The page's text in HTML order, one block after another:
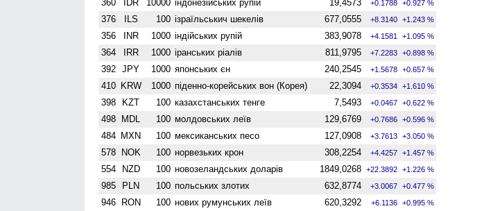
360 IDR 10000 індонезійських рупій 19,4573 +0.1788 +0.927 %
376 ILS 100 ізраїльськич шекелів 677,0555 +8.3140 +1.243 %
356 INR 1000 індійських рупій 383,9078 +4.1581 +1.095 %
364 IRR 1000 іранських ріалів 811,9795 +7.2283 +0.898 %
392 JPY 1000 японських єн 240,2545 +1.5678 +0.657 %
410 KRW 1000 піденно-корейських вон (Корея) 22,3094 +0.3534 +1.610 %
398 KZT 100 казахстанських тенге 7,5493 +0.0467 +0.622 %
498 MDL 100 молдовських леїв 129,6769 +0.7686 +0.596 %
484 MXN 100 мексиканських песо 127,0908 +3.7613 +3.050 %
578 NOK 100 норвезьких крон 308,2254 +4.4257 +1.457 %
554 NZD 100 ново­зеландських доларів 1849,0268 +22.3892 +1.226 %
985 PLN 100 польських злотих 632,8774 +3.0067 +0.477 %
946 RON 100 нових румунських леїв 620,3292 +6.1136 +0.995 %